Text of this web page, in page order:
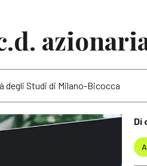
degli Studi di Milano-Bicocca
Di